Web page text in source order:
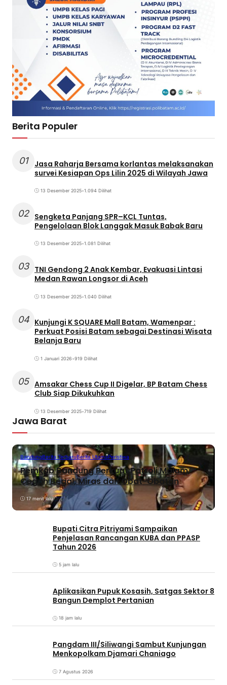
Berita Populer
01
Jasa Raharja Bersama korlantas melaksanakan
survei Kesiapan Ops Lilin 2025 di Wilayah Jawa
13 Desember 2025•1.094 Dilihat
02 Sengketa Panjang SPR–KCL Tuntas,
Pengelolaan Blok Langgak Masuk Babak Baru
13 Desember 2025•1.081 Dilihat
03 TNI Gendong 2 Anak Kembar, Evakuasi Lintasi
Medan Rawan Longsor di Aceh
13 Desember 2025•1.040 Dilihat
04 Kunjungi K SQUARE Mall Batam, Wamenpar :
Perkuat Posisi Batam sebagai Destinasi Wisata
Belanja Baru
1 Januari 2026•919 Dilihat
05 Amsakar Chess Cup II Digelar, BP Batam Chess
Club Siap Dikukuhkan
13 Desember 2025•719 Dilihat
Jawa Barat
BandungBerita TerbaruBerita UtamaPeristiwa
Pemkab Bandung Perkuat Patroli Malam,
Cegah Begal, Miras dan Obat-Obatan
17 menit lalu
Bupati Citra Pitriyami Sampaikan
Penjelasan Rancangan KUBA dan PPASP
Tahun 2026
5 jam lalu
Aplikasikan Pupuk Kosasih, Satgas Sektor 8
Bangun Demplot Pertanian
18 jam lalu
Pangdam III/Siliwangi Sambut Kunjungan
Menkopolkam Djamari Chaniago
7 Agustus 2026